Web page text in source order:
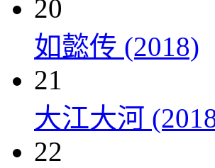
20
如懿传 (2018)
21
大江大河
22